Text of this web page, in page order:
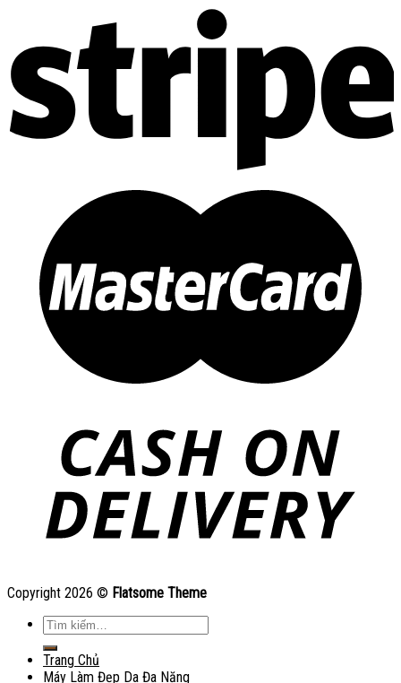
Copyright 2026 © Flatsome Theme
Tìm
kiếm:
Trang Chủ
Máy Làm Đẹp Da Đa Năng